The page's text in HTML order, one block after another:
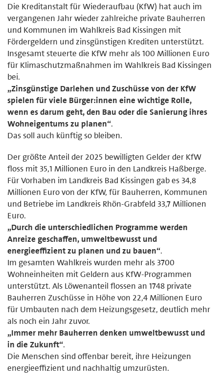
Die Kreditanstalt für Wiederaufbau (KfW) hat auch im
vergangenen Jahr wieder zahlreiche private Bauherren
und Kommunen im Wahlkreis Bad Kissingen mit
Fördergeldern und zinsgünstigen Krediten unterstützt.
Insgesamt steuerte die KfW mehr als 100 Millionen Euro
für Klimaschutzmaßnahmen im Wahlkreis Bad Kissingen
bei.
„Zinsgünstige Darlehen und Zuschüsse von der KfW
spielen für viele Bürger:innen eine wichtige Rolle,
wenn es darum geht, den Bau oder die Sanierung ihres
Wohneigentums zu planen“.
Das soll auch künftig so bleiben.
Der größte Anteil der 2025 bewilligten Gelder der KfW
floss mit 35,1 Millionen Euro in den Landkreis Haßberge.
Für Vorhaben im Landkreis Bad Kissingen gab es 34,8
Millionen Euro von der KfW, für Bauherren, Kommunen
und Betriebe im Landkreis Rhön-Grabfeld 33,7 Millionen
Euro.
„Durch die unterschiedlichen Programme werden
Anreize geschaffen, umweltbewusst und
energieeffizient zu planen und zu bauen“.
Im gesamten Wahlkreis wurden mehr als 3700
Wohneinheiten mit Geldern aus KfW-Programmen
unterstützt. Als Löwenanteil flossen an 1748 private
Bauherren Zuschüsse in Höhe von 22,4 Millionen Euro
für Umbauten nach dem Heizungsgesetz, deutlich mehr
als noch ein Jahr zuvor.
„Immer mehr Bauherren denken umweltbewusst und
in die Zukunft“.
Die Menschen sind offenbar bereit, ihre Heizungen
energieeffizient und nachhaltig umzurüsten.